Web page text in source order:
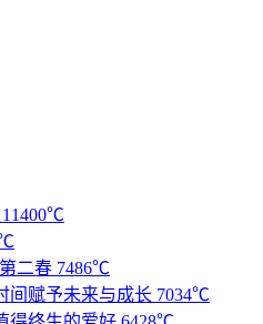
11400℃
二春 7486℃
间赋予未来与成长 7034℃